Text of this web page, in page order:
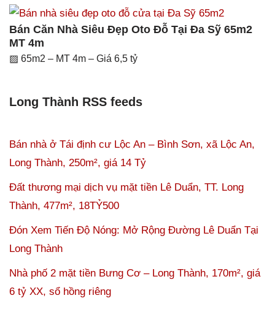
Bán Căn Nhà Siêu Đẹp Oto Đỗ Tại Đa Sỹ 65m2
MT 4m
▨ 65m2 – MT 4m – Giá 6,5 tỷ
Long Thành RSS feeds
Bán nhà ở Tái định cư Lộc An – Bình Sơn, xã Lộc An,
Long Thành, 250m², giá 14 Tỷ
Đất thương mại dịch vụ mặt tiền Lê Duẩn, TT. Long
Thành, 477m², 18TỶ500
Đón Xem Tiến Độ Nóng: Mở Rộng Đường Lê Duẩn Tại
Long Thành
Nhà phố 2 mặt tiền Bưng Cơ – Long Thành, 170m², giá
6 tỷ XX, sổ hồng riêng